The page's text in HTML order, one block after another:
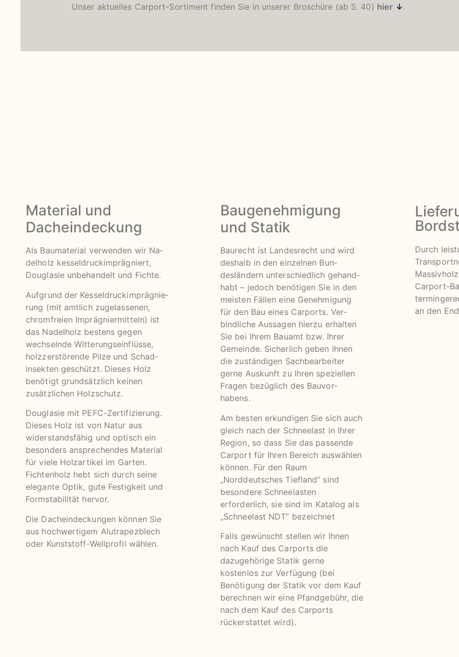
Unser aktuelles Carport-Sortiment finden Sie in unserer Broschüre (ab S. 40) hier ↓.
Material und
Dacheindeckung
Als Baumaterial verwenden wir Na­
del­holz kesseldruckimprägniert,
Douglasie unbehandelt und Fichte.
Aufgrund der Kesseldruckimprägnie­
rung (mit amtlich zu­gelasse­nen,
chrom­­freien Imprägniermitteln) ist
das Nadel­holz bestens ge­gen
wechselnde Witte­rungs­­ein­flüsse,
holz­zerstörende Pilze und Schad­
insek­ten ge­schützt. Dieses Holz
benö­tigt grundsätzlich keinen
zusätzlichen Holzschutz.
Douglasie mit PEFC-Zertifizierung.
Dieses Holz ist von Natur aus
widerstandsfähig und optisch ein
be­son­ders ansprechendes Material
für viele Holz­artikel im Gar­ten.
Fichtenholz hebt sich durch seine
elegante Optik, gute Festigkeit und
Formstabilität hervor.
Die Dacheindeckungen können Sie
aus hochwertigem Alutrapezblech
oder Kunststoff-Wellprofil wählen.
Baugenehmigung
und Statik
Baurecht ist Landesrecht und wird
deshalb in den einzelnen Bun­
desländern unterschiedlich ge­hand­
habt – jedoch benötigen Sie in den
meisten Fällen eine Genehmigung
für den Bau eines Carports. Ver­
bindliche Aussagen hierzu erhalten
Sie bei Ihrem Bau­amt bzw. Ihrer
Gemeinde. Sicherlich geben Ihnen
die zu­ständigen Sach­be­ar­beiter
gerne Auskunft zu Ihren speziellen
Fragen bezüglich des Bau­vor­
habens.
Am besten erkundigen Sie sich auch
gleich nach der Schnee­last in Ihrer
Region, so dass Sie das passende
Carport für Ihren Be­reich auswählen
können. Für den Raum
„Norddeutsches Tiefland“ sind
besondere Schnee­lasten
erforderlich, sie sind im Katalog als
„Schneelast NDT” bezeichnet
Falls gewünscht stellen wir Ihnen
nach Kauf des Carports die
dazugehörige Statik gerne
kostenlos zur Verfügung (bei
Benötigung der Statik vor dem Kauf
berechnen wir eine Pfandgebühr, die
nach dem Kauf des Carports
rückerstattet wird).
Durch
Carport-
an den